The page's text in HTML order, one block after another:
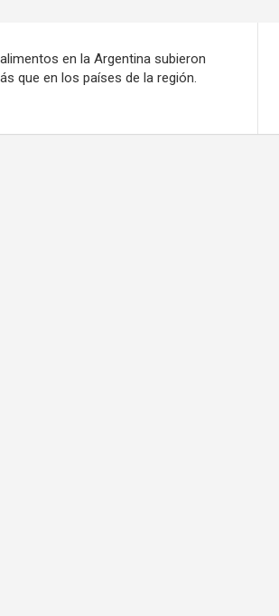
en la Argentina subieron
que en los países de la región.